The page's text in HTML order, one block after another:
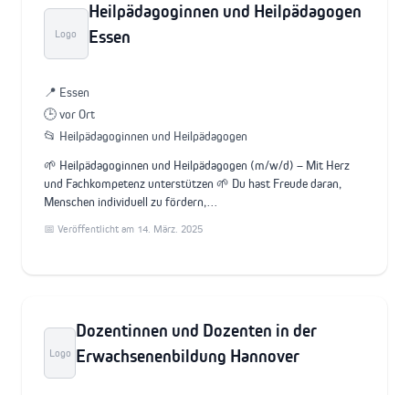
Logo
Heilpädagoginnen und Heilpädagogen
Essen
📍 Essen
🕒 vor Ort
📂 Heilpädagoginnen und Heilpädagogen
🌱 Heilpädagoginnen und Heilpädagogen (m/w/d) – Mit Herz
und Fachkompetenz unterstützen 🌱 Du hast Freude daran,
Menschen individuell zu fördern,…
📅 Veröffentlicht am 14. März. 2025
Logo
Dozentinnen und Dozenten in der
Erwachsenenbildung Hannover